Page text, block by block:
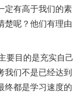
定有高于我们的素
楚呢？他们有理由
要目的是充实自己
我们不是已经达到
终都是学习速度的